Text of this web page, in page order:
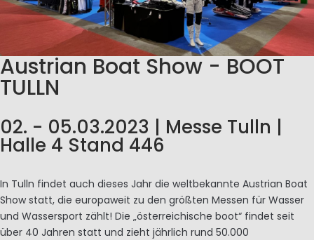
Austrian Boat Show - BOOT
TULLN
02. - 05.03.2023 | Messe Tulln |
Halle 4 Stand 446
In Tulln findet auch dieses Jahr die weltbekannte Austrian Boat
Show statt, die europaweit zu den größten Messen für Wasser
und Wassersport zählt! Die „österreichische boot“ findet seit
über 40 Jahren statt und zieht jährlich rund 50.000